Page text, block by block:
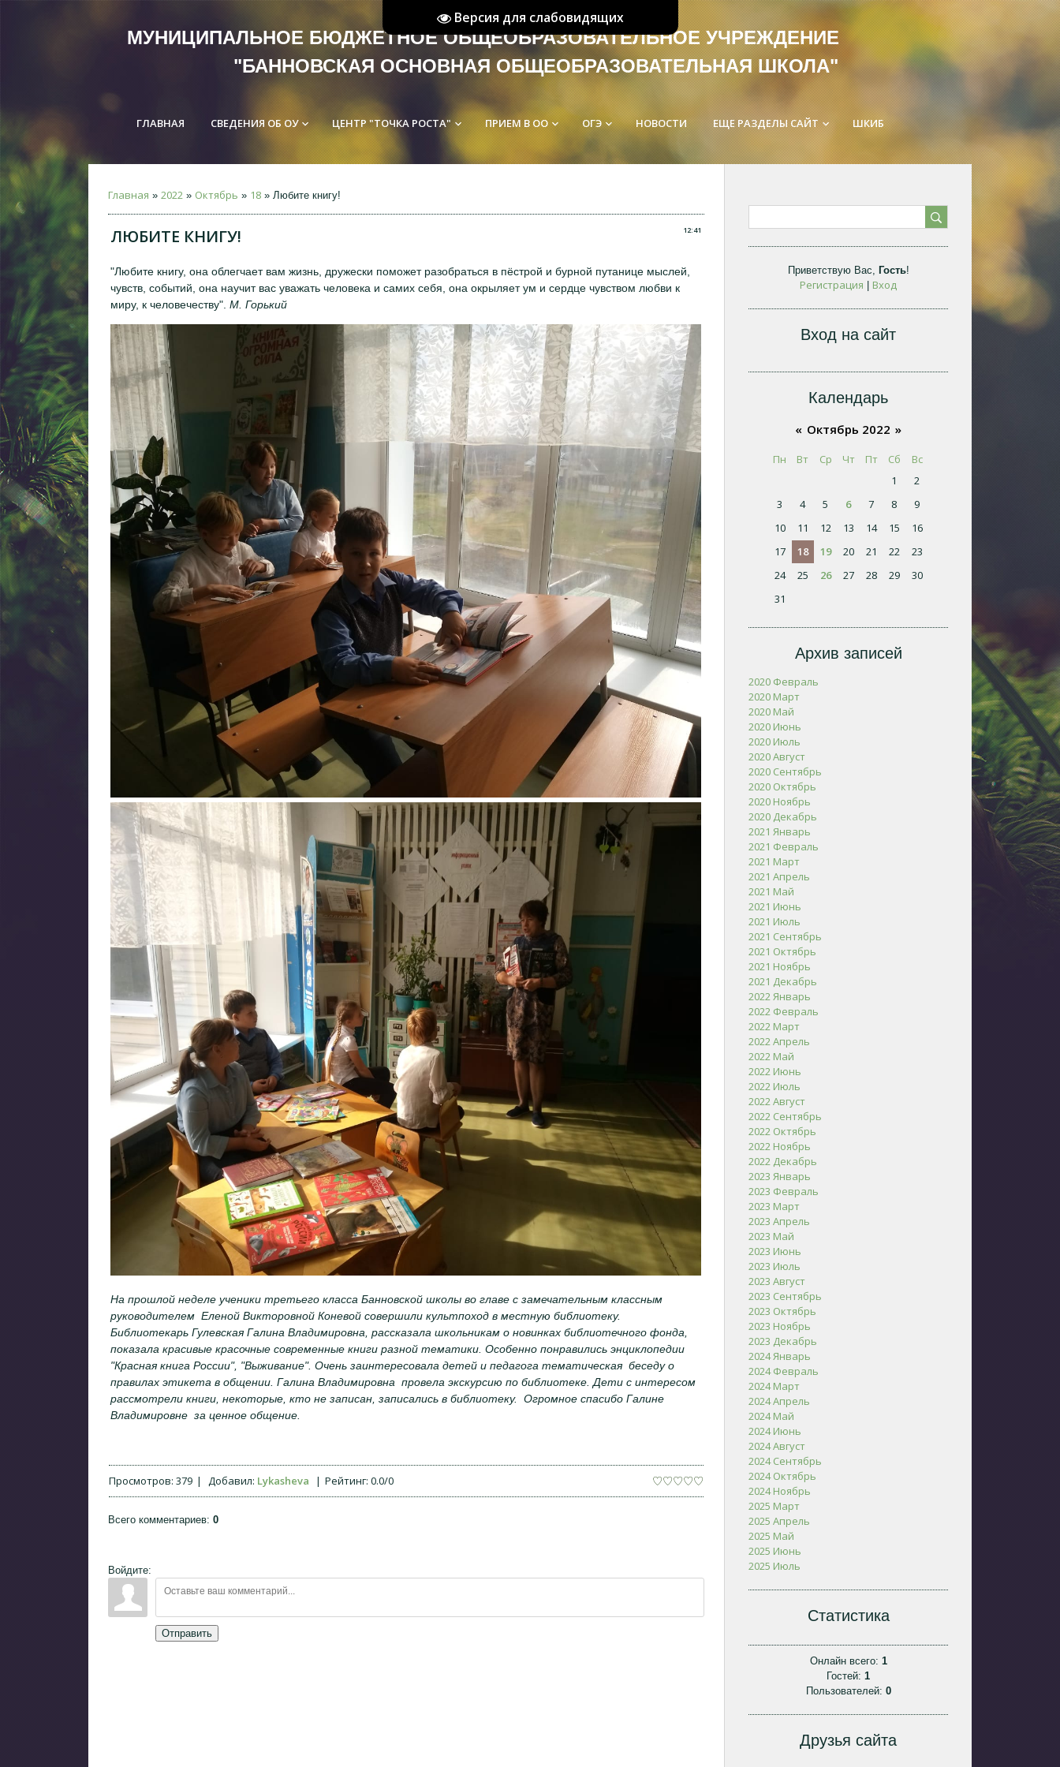
Версия для слабовидящих
МУНИЦИПАЛЬНОЕ БЮДЖЕТНОЕ ОБЩЕОБРАЗОВАТЕЛЬНОЕ УЧРЕЖДЕНИЕ
"БАННОВСКАЯ ОСНОВНАЯ ОБЩЕОБРАЗОВАТЕЛЬНАЯ ШКОЛА"
ГЛАВНАЯ СВЕДЕНИЯ ОБ ОУkeyboard_arrow_down ЦЕНТР "ТОЧКА РОСТА"keyboard_arrow_down ПРИЕМ В ООkeyboard_arrow_down ОГЭkeyboard_arrow_down НОВОСТИ ЕЩЕ РАЗДЕЛЫ САЙТkeyboard_arrow_down ШКИБ
Главная » 2022 » Октябрь » 18 » Любите книгу!
12:41
ЛЮБИТЕ КНИГУ!
"Любите книгу, она облегчает вам жизнь, дружески поможет разобраться в пёстрой и бурной путанице мыслей,
чувств, событий, она научит вас уважать человека и самих себя, она окрыляет ум и сердце чувством любви к
миру, к человечеству". М. Горький
На прошлой неделе ученики третьего класса Банновской школы во главе с замечательным классным
руководителем Еленой Викторовной Коневой совершили культпоход в местную библиотеку.
Библиотекарь Гулевская Галина Владимировна, рассказала школьникам о новинках библиотечного фонда,
показала красивые красочные современные книги разной тематики. Особенно понравились энциклопедии
"Красная книга России", "Выживание". Очень заинтересовала детей и педагога тематическая беседу о
правилах этикета в общении. Галина Владимировна провела экскурсию по библиотеке. Дети с интересом
рассмотрели книги, некоторые, кто не записан, записались в библиотеку. Огромное спасибо Галине
Владимировне за ценное общение.
Просмотров: 379 | Добавил: Lykasheva | Рейтинг: 0.0/0
Всего комментариев: 0
Войдите:
Отправить
Приветствую Вас, Гость!
Регистрация Вход
Вход на сайт
Календарь
« Октябрь 2022 »
Пн Вт Ср Чт Пт Сб
Вс
1
2
3
4 5 6 7 8
9
10
11 12 13 14 15
16
17
18 19 20 21 22
23
24
25 26 27 28 29
30
31
Архив записей
2020 Февраль
2020 Март
2020 Май
2020 Июнь
2020 Июль
2020 Август
2020 Сентябрь
2020 Октябрь
2020 Ноябрь
2020 Декабрь
2021 Январь
2021 Февраль
2021 Март
2021 Апрель
2021 Май
2021 Июнь
2021 Июль
2021 Сентябрь
2021 Октябрь
2021 Ноябрь
2021 Декабрь
2022 Январь
2022 Февраль
2022 Март
2022 Апрель
2022 Май
2022 Июнь
2022 Июль
2022 Август
2022 Сентябрь
2022 Октябрь
2022 Ноябрь
2022 Декабрь
2023 Январь
2023 Февраль
2023 Март
2023 Апрель
2023 Май
2023 Июнь
2023 Июль
2023 Август
2023 Сентябрь
2023 Октябрь
2023 Ноябрь
2023 Декабрь
2024 Январь
2024 Февраль
2024 Март
2024 Апрель
2024 Май
2024 Июнь
2024 Август
2024 Сентябрь
2024 Октябрь
2024 Ноябрь
2025 Март
2025 Апрель
2025 Май
2025 Июнь
2025 Июль
Статистика
Онлайн всего: 1
Гостей:1
Пользователей: 0
Друзья сайта